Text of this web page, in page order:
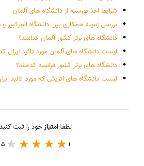
شرایط اخذ بورسیه از دانشگاه های آلمان
بررسی زمینه همکاری بین دانشگاه
دانشگاه های برتر کشور آلمان کدامند؟
لیست دانشگاه های آلمان مورد تائید ایران
دانشگاه های برتر کشور فرانسه کدامند؟
لیست دانشگاه های اتریش که مورد تائید
لطفاامتیازخود را ثبت کنید
1
5